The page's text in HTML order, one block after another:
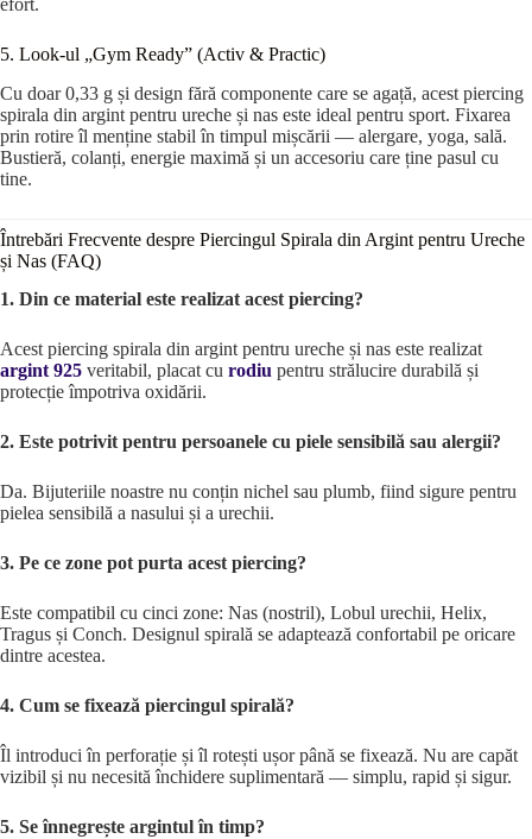
5. Look-ul „Gym Ready” (Activ & Practic)
Cu doar 0,33 g și design fără componente care se agață, acest piercing
spirala din argint pentru ureche și nas este ideal pentru sport. Fixarea
prin rotire îl menține stabil în timpul mișcării — alergare, yoga, sală.
Bustieră, colanți, energie maximă și un accesoriu care ține pasul cu
tine.
Întrebări Frecvente despre Piercingul Spirala din Argint pentru Ureche
și Nas (FAQ)
1. Din ce material este realizat acest piercing?
Acest piercing spirala din argint pentru ureche și nas este realizat
argint 925 veritabil, placat cu rodiu pentru strălucire durabilă și
protecție împotriva oxidării.
2. Este potrivit pentru persoanele cu piele sensibilă sau alergii?
Da. Bijuteriile noastre nu conțin nichel sau plumb, fiind sigure pentru
pielea sensibilă a nasului și a urechii.
3. Pe ce zone pot purta acest piercing?
Este compatibil cu cinci zone: Nas (nostril), Lobul urechii, Helix,
Tragus și Conch. Designul spirală se adaptează confortabil pe oricare
dintre acestea.
4. Cum se fixează piercingul spirală?
Îl introduci în perforație și îl rotești ușor până se fixează. Nu are capăt
vizibil și nu necesită închidere suplimentară — simplu, rapid și sigur.
5. Se înnegrește argintul în timp?